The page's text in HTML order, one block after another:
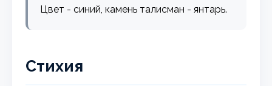
Цвет - синий, камень талисман - янтарь.
Стихия